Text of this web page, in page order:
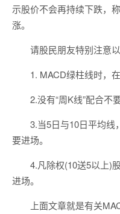
示股价不会再持续下跌，
涨。
请股民朋友特别注意以
1. MACD绿柱线时，在
2.没有“周K线”配合不要
3.当5日与10日平均线
要进场。
4.凡除权(10送5以上)股
进场。
上面文章就是有关